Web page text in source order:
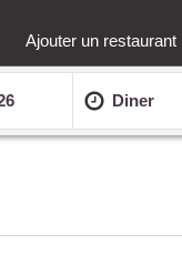
Ajouter un restaurant
Diner